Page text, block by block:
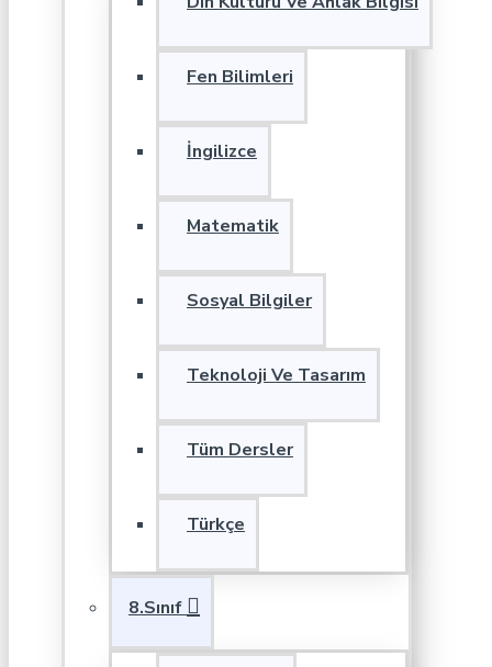
Fen Bilimleri
İngilizce
Matematik
Sosyal Bilgiler
Teknoloji Ve Tasarım
Tüm Dersler
Türkçe
8.Sınıf